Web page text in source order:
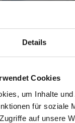
Details
Cookies
um Inhalte
für soziale
auf unsere
erfahren